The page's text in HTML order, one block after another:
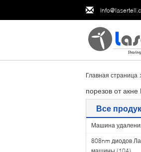
Главная страница
порезов от акне
Все
Машина
808nm диодов